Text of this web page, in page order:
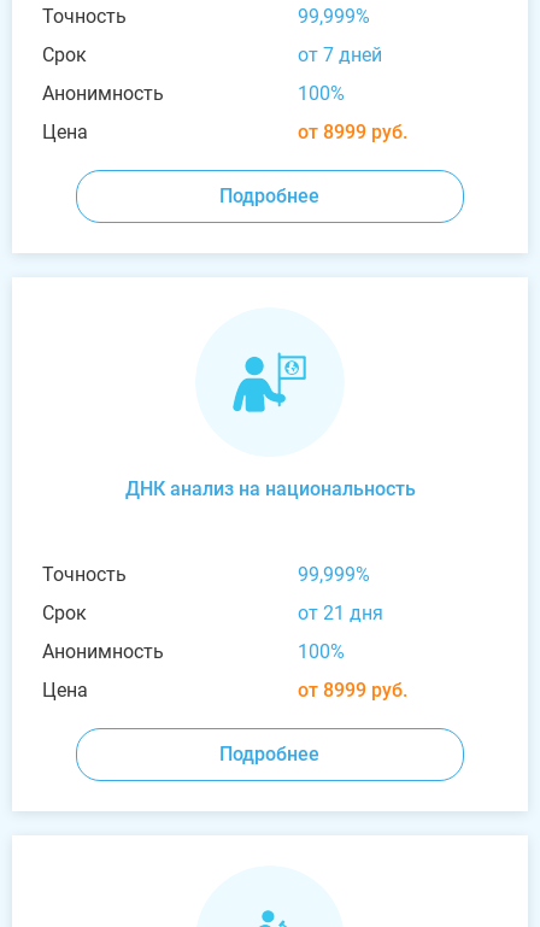
Точность
99,999%
Срок
от 7 дней
Анонимность
100%
Цена
от 8999 руб.
Подробнее
ДНК анализ на национальность
Точность
99,999%
Срок
от 21 дня
Анонимность
100%
Цена
от 8999 руб.
Подробнее